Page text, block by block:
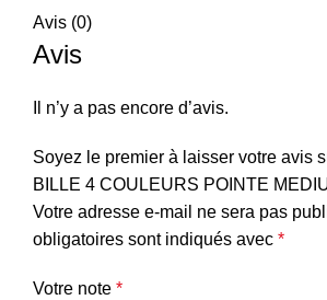
Avis (0)
Avis
Il n’y a pas encore d’avis.
Soyez le premier à laisser votre avis
BILLE 4 COULEURS POINTE
Votre adresse e-mail ne sera pas
obligatoires sont indiqués avec *
Votre note *